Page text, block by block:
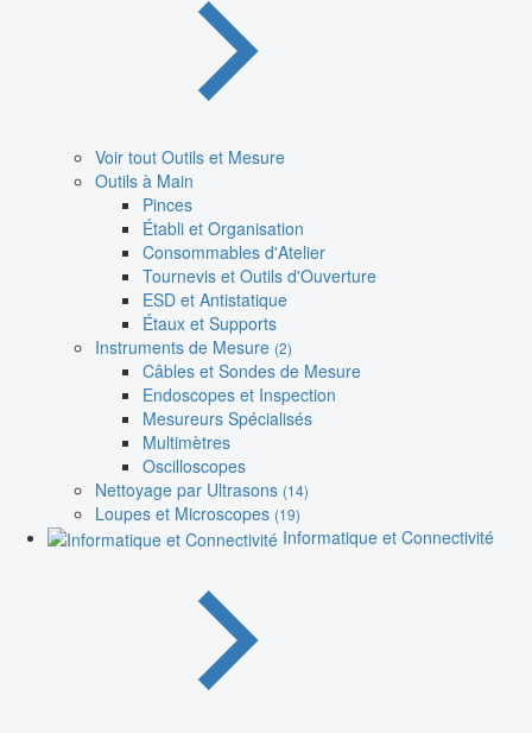
Voir tout Outils et Mesure
Outils à Main
Pinces
Établi et Organisation
Consommables d'Atelier
Tournevis et Outils d'Ouverture
ESD et Antistatique
Étaux et Supports
Instruments de Mesure (2)
Câbles et Sondes de Mesure
Endoscopes et Inspection
Mesureurs Spécialisés
Multimètres
Oscilloscopes
Nettoyage par Ultrasons (14)
Loupes et Microscopes (19)
Informatique et Connectivité